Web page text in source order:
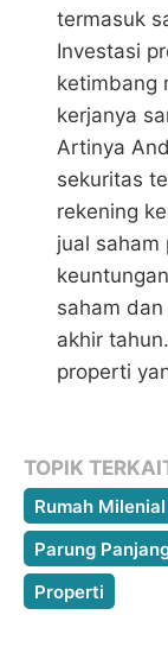
termasuk
Investasi
ketimbang
kerjanya
Artinya
sekuritas
rekening
jual saham
saham
akhir
properti
TOPIK
Rumah Milenial
Parung
Properti